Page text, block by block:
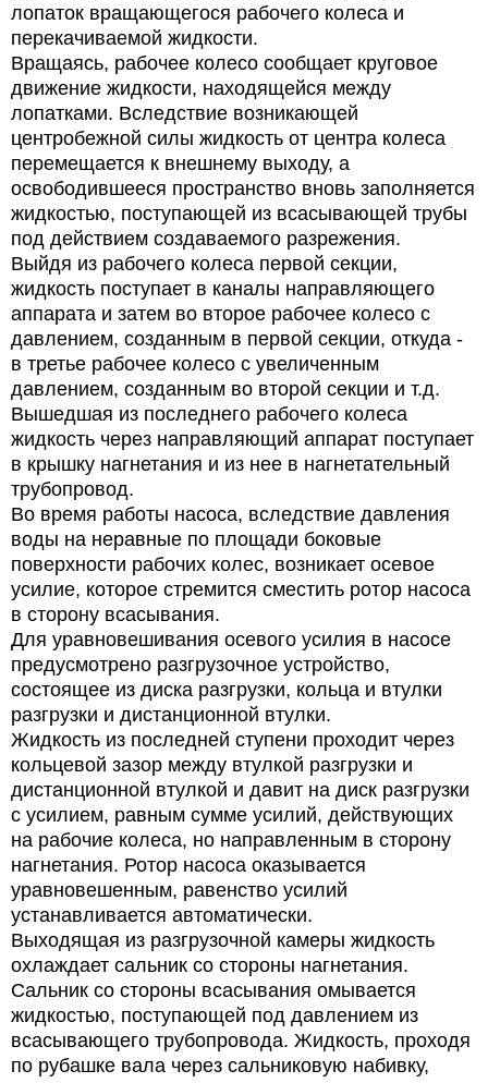
лопаток вращающегося рабочего колеса и
перекачиваемой жидкости.
Вращаясь, рабочее колесо сообщает круговое
движение жидкости, находящейся между
лопатками. Вследствие возникающей
центробежной силы жидкость от центра колеса
перемещается к внешнему выходу, а
освободившееся пространство вновь заполняется
жидкостью, поступающей из всасывающей трубы
под действием создаваемого разрежения.
Выйдя из рабочего колеса первой секции,
жидкость поступает в каналы направляющего
аппарата и затем во второе рабочее колесо с
давлением, созданным в первой секции, откуда -
в третье рабочее колесо с увеличенным
давлением, созданным во второй секции и т.д.
Вышедшая из последнего рабочего колеса
жидкость через направляющий аппарат поступает
в крышку нагнетания и из нее в нагнетательный
трубопровод.
Во время работы насоса, вследствие давления
воды на неравные по площади боковые
поверхности рабочих колес, возникает осевое
усилие, которое стремится сместить ротор насоса
в сторону всасывания.
Для уравновешивания осевого усилия в насосе
предусмотрено разгрузочное устройство,
состоящее из диска разгрузки, кольца и втулки
разгрузки и дистанционной втулки.
Жидкость из последней ступени проходит через
кольцевой зазор между втулкой разгрузки и
дистанционной втулкой и давит на диск разгрузки
с усилием, равным сумме усилий, действующих
на рабочие колеса, но направленным в сторону
нагнетания. Ротор насоса оказывается
уравновешенным, равенство усилий
устанавливается автоматически.
Выходящая из разгрузочной камеры жидкость
охлаждает сальник со стороны нагнетания.
Сальник со стороны всасывания омывается
жидкостью, поступающей под давлением из
всасывающего трубопровода. Жидкость, проходя
по рубашке вала через сальниковую набивку,